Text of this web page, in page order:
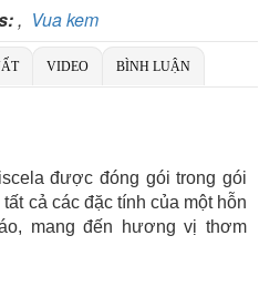
, Vua kem
VIDEO BÌNH LUẬN
được đóng gói trong gói
cả các đặc tính của một hỗn
mang đến hương vị thơm